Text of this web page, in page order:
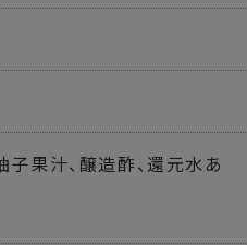
子果汁、醸造酢、還元水あ